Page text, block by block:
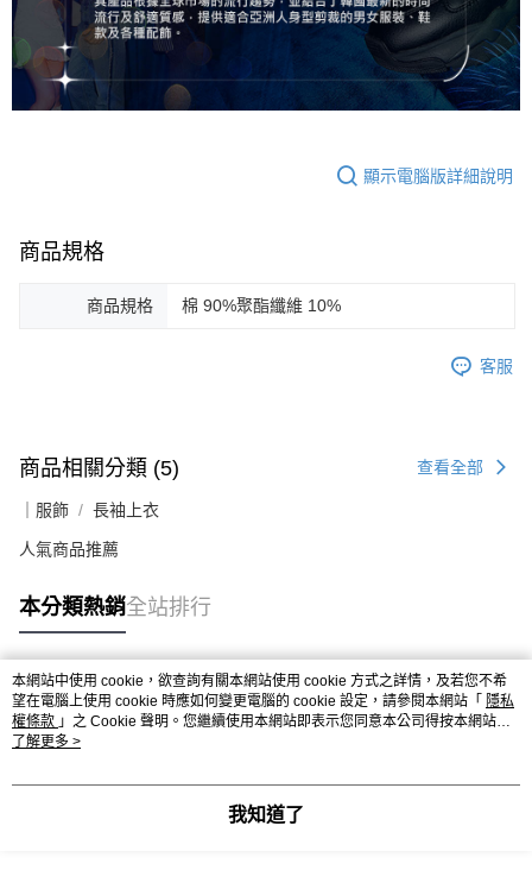
顯示電腦版詳細說明
商品規格
商品規格 棉 90%聚酯纖維 10%
客服
商品相關分類 (5) 查看全部
｜服飾 長袖上衣
人氣商品推薦
本分類熱銷全站排行
熱門標籤
本網站中使用 cookie，欲查詢有關本網站使用 cookie 方式之詳情，及若您不希
望在電腦上使用 cookie 時應如何變更電腦的 cookie 設定，請參閱本網站「 隱私
權條款 」之 Cookie 聲明。您繼續使用本網站即表示您同意本公司得按本網站使
用條款之 Cookie 聲明使用 cookie。
了解更多 >
我知道了